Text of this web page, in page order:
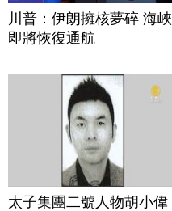
川普：伊朗擁核夢碎 海峽
即將恢復通航
太子集團二號人物胡小偉